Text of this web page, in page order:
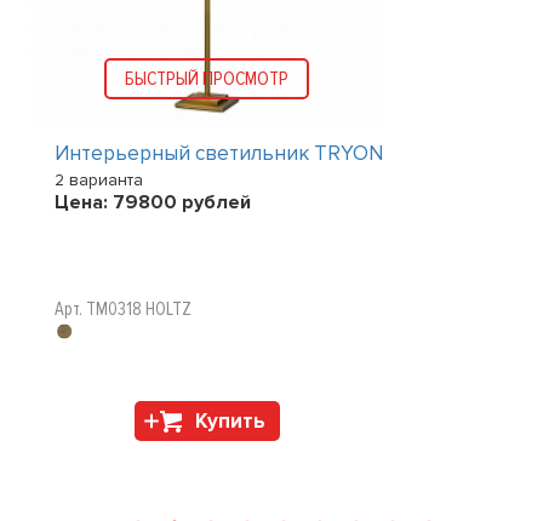
БЫСТРЫЙ ПРОСМОТР
Интерьерный светильник TRYON
2 варианта
Цена: 79800 рублей
Арт. TM0318 HOLTZ
Купить